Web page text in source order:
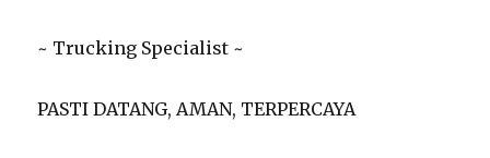
~ Trucking Specialist ~
PASTI DATANG, AMAN, TERPERCAYA